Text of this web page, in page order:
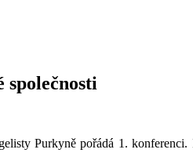
společnosti
Purkyně pořádá 1.